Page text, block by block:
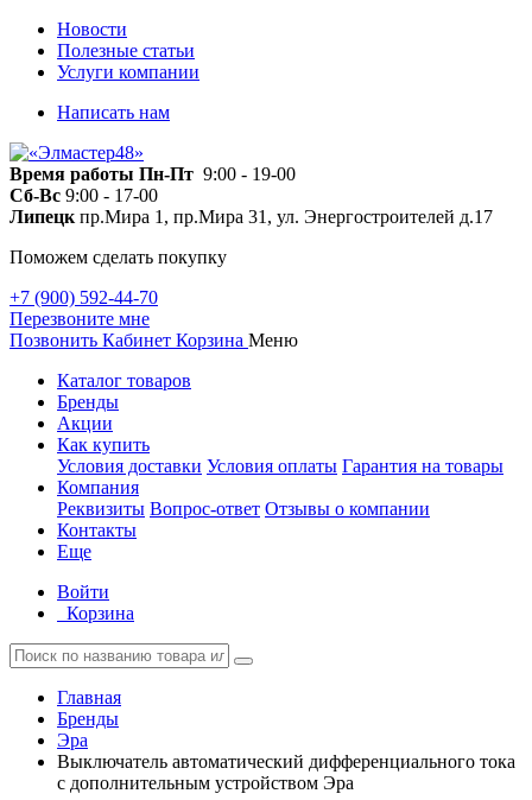
Новости
Полезные статьи
Услуги компании
Написать нам
Время работы Пн-Пт 9:00 - 19-00
Сб-Вс 9:00 - 17-00
Липецк пр.Мира 1, пр.Мира 31, ул. Энергостроителей д.17
Поможем сделать покупку
+7 (900) 592-44-70
Перезвоните мне
Позвонить Кабинет Корзина Меню
Каталог товаров
Бренды
Акции
Как купить
Условия доставки Условия оплаты Гарантия на товары
Компания
Реквизиты Вопрос-ответ Отзывы о компании
Контакты
Еще
Войти
Корзина
Главная
Бренды
Эра
Выключатель автоматический дифференциального тока
с дополнительным устройством Эра